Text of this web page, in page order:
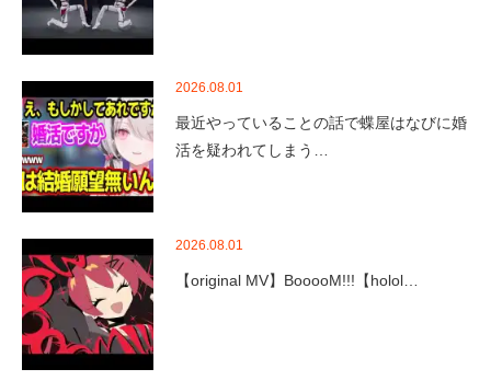
2026.08.01
最近やっていることの話で蝶屋はなびに婚
活を疑われてしまう…
2026.08.01
【original MV】BooooM!!!【holol…